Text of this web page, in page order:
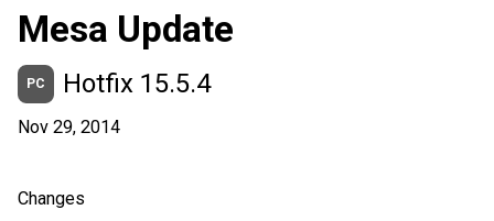
Mesa Update
PC Hotfix 15.5.4
Nov 29, 2014
Changes